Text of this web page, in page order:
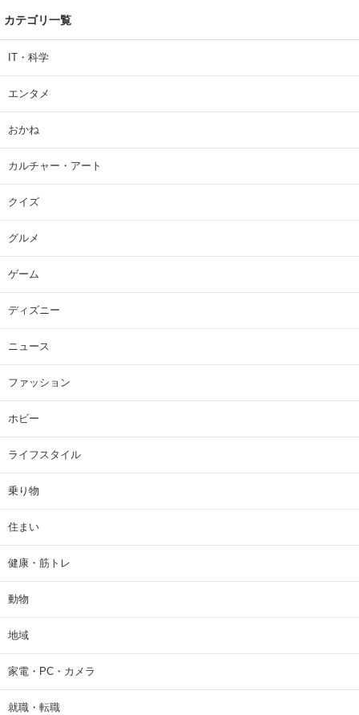
カテゴリ一覧
IT・科学
エンタメ
おかね
カルチャー・アート
クイズ
グルメ
ゲーム
ディズニー
ニュース
ファッション
ホビー
ライフスタイル
乗り物
住まい
健康・筋トレ
動物
地域
家電・PC・カメラ
就職・転職